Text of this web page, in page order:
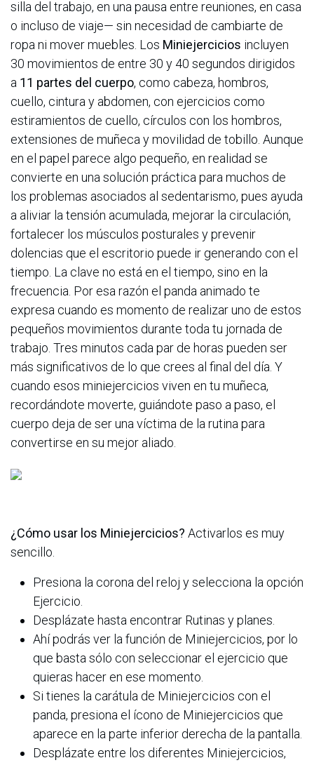
silla del trabajo, en una pausa entre reuniones, en casa
o incluso de viaje— sin necesidad de cambiarte de
ropa ni mover muebles. Los Miniejercicios incluyen
30 movimientos de entre 30 y 40 segundos dirigidos
a 11 partes del cuerpo, como cabeza, hombros,
cuello, cintura y abdomen, con ejercicios como
estiramientos de cuello, círculos con los hombros,
extensiones de muñeca y movilidad de tobillo. Aunque
en el papel parece algo pequeño, en realidad se
convierte en una solución práctica para muchos de
los problemas asociados al sedentarismo, pues ayuda
a aliviar la tensión acumulada, mejorar la circulación,
fortalecer los músculos posturales y prevenir
dolencias que el escritorio puede ir generando con el
tiempo. La clave no está en el tiempo, sino en la
frecuencia. Por esa razón el panda animado te
expresa cuando es momento de realizar uno de estos
pequeños movimientos durante toda tu jornada de
trabajo. Tres minutos cada par de horas pueden ser
más significativos de lo que crees al final del día. Y
cuando esos miniejercicios viven en tu muñeca,
recordándote moverte, guiándote paso a paso, el
cuerpo deja de ser una víctima de la rutina para
convertirse en su mejor aliado.
¿Cómo usar los Miniejercicios? Activarlos es muy
sencillo.
Presiona la corona del reloj y selecciona la opción
Ejercicio.
Desplázate hasta encontrar Rutinas y planes.
Ahí podrás ver la función de Miniejercicios, por lo
que basta sólo con seleccionar el ejercicio que
quieras hacer en ese momento.
Si tienes la carátula de Miniejercicios con el
panda, presiona el ícono de Miniejercicios que
aparece en la parte inferior derecha de la pantalla.
Desplázate entre los diferentes Miniejercicios,